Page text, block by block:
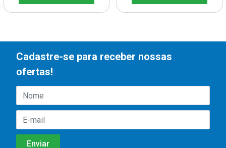
Cadastre-se para receber nossas
ofertas!